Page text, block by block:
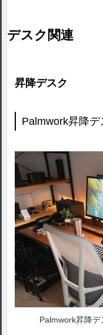
デスク関連
昇降デスク
Palmwork昇降デ
Palmwork昇降